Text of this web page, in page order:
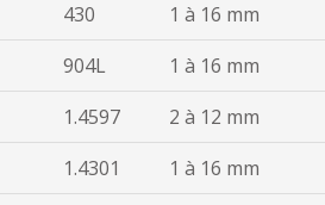
430 1 à 16 mm
904L 1 à 16 mm
1.4597 2 à 12 mm
1.4301 1 à 16 mm